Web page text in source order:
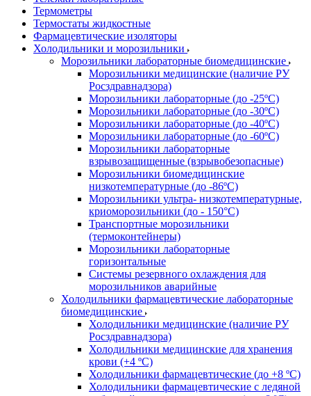
Термометры
Термостаты жидкостные
Фармацевтические изоляторы
Холодильники и морозильники
Морозильники лабораторные биомедицинские
Морозильники медицинские (наличие РУ
Росздравнадзора)
Морозильники лабораторные (до -25ºС)
Морозильники лабораторные (до -30ºС)
Морозильники лабораторные (до -40ºС)
Морозильники лабораторные (до -60ºС)
Морозильники лабораторные
взрывозащищенные (взрывобезопасные)
Морозильники биомедицинские
низкотемпературные (до -86ºС)
Морозильники ультра- низкотемпературные,
криоморозильники (до - 150°С)
Транспортные морозильники
(термоконтейнеры)
Морозильники лабораторные
горизонтальные
Системы резервного охлаждения для
морозильников аварийные
Холодильники фармацевтические лабораторные
биомедицинские
Холодильники медицинские (наличие РУ
Росздравнадзора)
Холодильники медицинские для хранения
крови (+4 ºС)
Холодильники фармацевтические (до +8 ºС)
Холодильники фармацевтические с ледяной